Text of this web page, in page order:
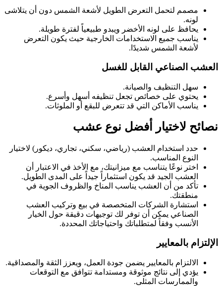
مصمم لتحمل التعرض الطويل لأشعة الشمس دون أن يتلاشى
لونه.
يحافظ على لونه الأخضر ويبدو طبيعياً لفترة طويلة.
يناسب جميع الاستخدامات الخارجية حيث يكون التعرض
لأشعة الشمس شديدًا.
العشب الصناعي القابل للغسل
سهل التنظيف والصيانة.
يحتوي على خصائص تجعل تنظيفه أسهل وأسرع.
يناسب الأماكن التي قد تتعرض للبقع أو الملوثات.
نصائح لاختيار أفضل نوع عشب
حدد استخدام العشب (رياضي، سكني، تجاري، ديكور) لاختيار
النوع المناسب.
اختر نوعًا يتناسب مع ميزانيتك، مع الأخذ في الاعتبار أن
العشب الجيد قد يكون استثماراً جيداً على المدى الطويل.
تأكد من أن العشب يناسب المناخ والظروف الجوية في
منطقتك.
استشارة الشركات المتخصصة في بيع وتركيب العشب
الصناعي يمكن أن توفر لك توجيهات دقيقة حول الخيار
الأنسب وفقاً لمتطلباتك واحتياجاتك المحددة.
الإلتزام بالمعايير
الالتزام بالمعايير يضمن جودة العمل، ويعزز الثقة والمصداقية.
يؤدي إلى نتائج موثوقة ومستدامة تتوافق مع التوقعات
والممارسات المثلى.